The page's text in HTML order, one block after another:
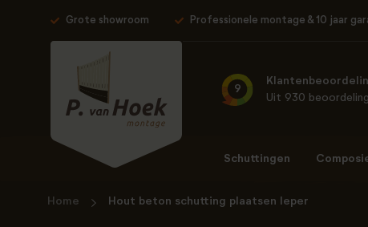
Grote showroom Professionele montage & 10 jaar
9
Uit 930
Schuttingen
Home Hout beton schutting plaatsen Ieper